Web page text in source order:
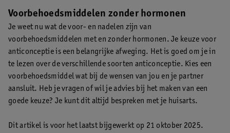
anticonceptie.
anticonceptie met minder hormonen zoekt, kun je bijvoorbeeld
kiezen voor de minipil
Voorbehoedsmiddelen zonder hormonen
Je weet nu wat de voor- en nadelen zijn van
voorbehoedsmiddelen met en zonder hormonen. Je keuze voor
anticonceptie is een belangrijke afweging. Het is goed om je in
te lezen over de verschillende soorten anticonceptie. Kies een
voorbehoedsmiddel wat bij de wensen van jou en je partner
aansluit. Heb je vragen of wil je advies bij het maken van een
goede keuze? Je kunt dit altijd bespreken met je huisarts.
Dit artikel is voor het laatst bijgewerkt op 21 oktober 2025.